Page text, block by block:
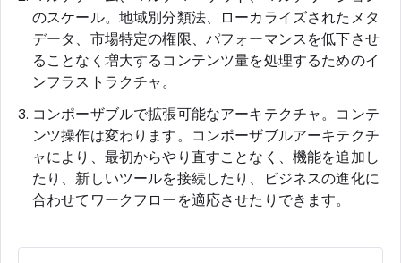
のスケール。地域別分類法、ローカライズされたメタ
データ、市場特定の権限、パフォーマンスを低下させ
ることなく増大するコンテンツ量を処理するためのイ
ンフラストラクチャ。
コンポーザブルで拡張可能なアーキテクチャ。コンテ
ンツ操作は変わります。コンポーザブルアーキテクチ
ャにより、最初からやり直すことなく、機能を追加し
たり、新しいツールを接続したり、ビジネスの進化に
合わせてワークフローを適応させたりできます。